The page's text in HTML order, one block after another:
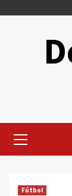
principal
Fútbol